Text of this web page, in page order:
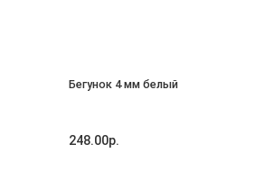
Бегунок 4 мм белый
248.00р.